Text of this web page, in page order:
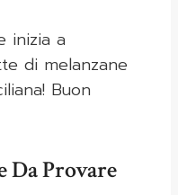
inizia a
di melanzane
Buon
Da Provare